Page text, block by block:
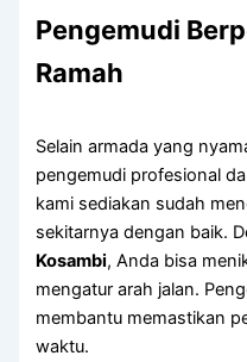
Pengemudi
Ramah
Selain armada yang
pengemudi profesional
kami sediakan sudah
sekitarnya dengan baik.
Kosambi, Anda bisa
mengatur arah jalan.
membantu memastikan
waktu.